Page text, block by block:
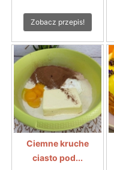
Zobacz przepis!
Ciemne kruche
ciasto pod...